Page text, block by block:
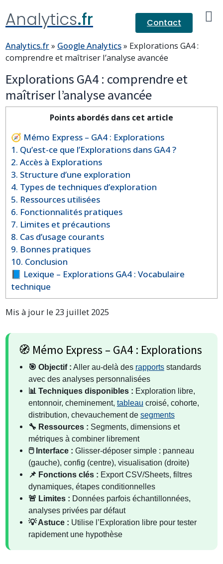
Analytics.fr
Contact
Analytics.fr» Google Analytics» Explorations GA4 :
comprendre et maîtriser l’analyse avancée
Explorations GA4 : comprendre et
maîtriser l’analyse avancée
Points abordés dans cet article
🧭 Mémo Express – GA4 : Explorations
1. Qu’est-ce que l’Explorations dans GA4 ?
2. Accès à Explorations
3. Structure d’une exploration
4. Types de techniques d’exploration
5. Ressources utilisées
6. Fonctionnalités pratiques
7. Limites et précautions
8. Cas d’usage courants
9. Bonnes pratiques
10. Conclusion
📘 Lexique – Explorations GA4 : Vocabulaire
technique
Mis à jour le 23 juillet 2025
🧭 Mémo Express – GA4 : Explorations
🎯 Objectif : Aller au-delà des rapportsstandards
avec des analyses personnalisées
📊 Techniques disponibles : Exploration libre,
entonnoir, cheminement, tableau croisé, cohorte,
distribution, chevauchement de segments
🔧 Ressources : Segments, dimensions et
métriques à combiner librement
🖱️ Interface : Glisser-déposer simple : panneau
(gauche), config (centre), visualisation (droite)
📌 Fonctions clés : Export CSV/Sheets, filtres
dynamiques, étapes conditionnelles
🚨 Limites : Données parfois échantillonnées,
analyses privées par défaut
💡 Astuce : Utilise l’Exploration libre pour tester
rapidement une hypothèse